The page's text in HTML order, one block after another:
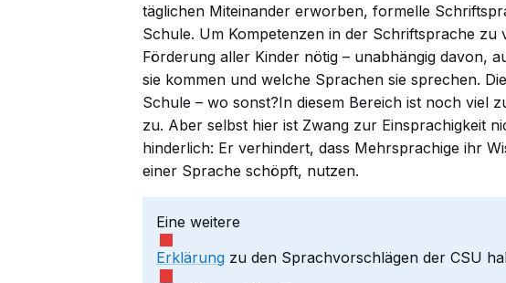
täglichen Miteinander erworben, formelle
Schule. Um Kompetenzen in der Schriftsprache zu
Förderung aller Kinder nötig – unabhängig davon,
sie kommen und welche Sprachen sie sprechen.
Schule – wo sonst?In diesem Bereich ist noch viel
zu. Aber selbst hier ist Zwang zur Einsprachigkeit
hinderlich: Er verhindert, dass Mehrsprachige ihr
einer Sprache schöpft, nutzen.
Eine weitere
Erklärung zu den Sprachvorschlägen der CSU